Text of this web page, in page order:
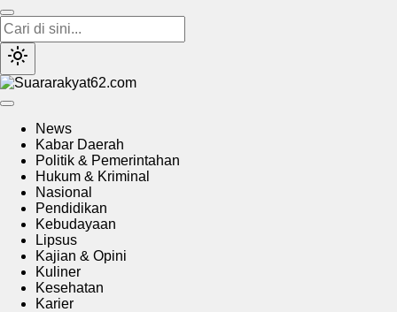
News
Kabar Daerah
Politik & Pemerintahan
Hukum & Kriminal
Nasional
Pendidikan
Kebudayaan
Lipsus
Kajian & Opini
Kuliner
Kesehatan
Karier